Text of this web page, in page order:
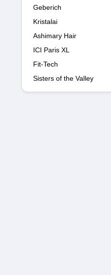
Geberich
Kristalai
Ashimary Hair
ICI Paris XL
Fit-Tech
Sisters of the Valley